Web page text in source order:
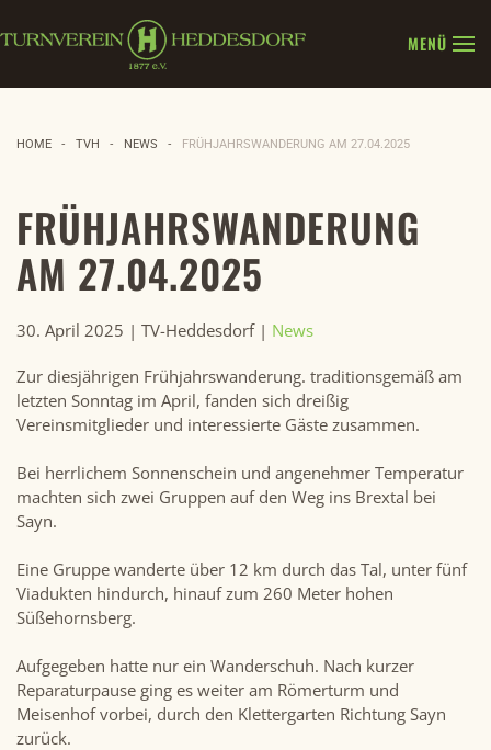
Zum Hauptinhalt springen
MENÜ
HOME TVH NEWS FRÜHJAHRSWANDERUNG AM 27.04.2025
FRÜHJAHRSWANDERUNG
AM 27.04.2025
30. April 2025 | TV-Heddesdorf | News
Zur diesjährigen Frühjahrswanderung. traditionsgemäß am
letzten Sonntag im April, fanden sich dreißig
Vereinsmitglieder und interessierte Gäste zusammen.
Bei herrlichem Sonnenschein und angenehmer Temperatur
machten sich zwei Gruppen auf den Weg ins Brextal bei
Sayn.
Eine Gruppe wanderte über 12 km durch das Tal, unter fünf
Viadukten hindurch, hinauf zum 260 Meter hohen
Süßehornsberg.
Aufgegeben hatte nur ein Wanderschuh. Nach kurzer
Reparaturpause ging es weiter am Römerturm und
Meisenhof vorbei, durch den Klettergarten Richtung Sayn
zurück.